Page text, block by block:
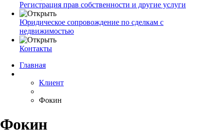
Регистрация прав собственности и другие услуги
Юридическое сопровождение по сделкам с
недвижимостью
Контакты
Главная
Клиент
Фокин
Фокин